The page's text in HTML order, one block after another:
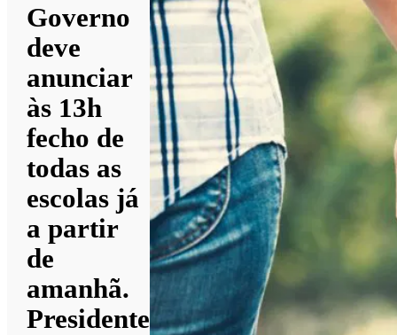
Governo
deve
anunciar
às 13h
fecho de
todas as
escolas já
a partir
de
amanhã.
Presidente